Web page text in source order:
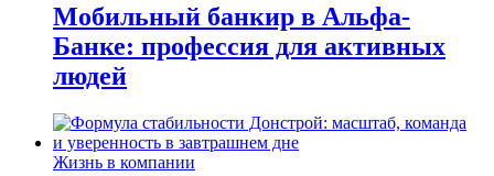
Мобильный банкир в Альфа-
Банке: профессия для активных
людей
Жизнь в компании